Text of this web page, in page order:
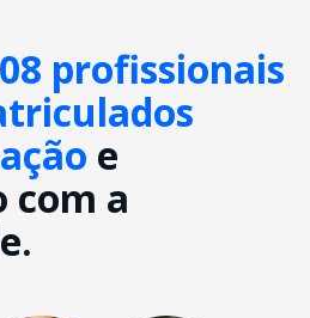
profissionais
e
com a